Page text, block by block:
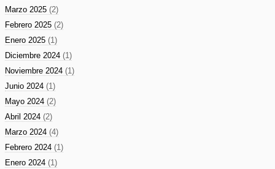
Marzo 2025 (2)
Febrero 2025 (2)
Enero 2025 (1)
Diciembre 2024 (1)
Noviembre 2024 (1)
Junio 2024 (1)
Mayo 2024 (2)
Abril 2024 (2)
Marzo 2024 (4)
Febrero 2024 (1)
Enero 2024 (1)